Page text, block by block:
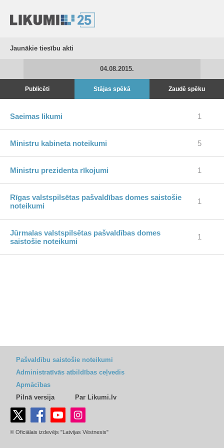
Jaunākie tiesību akti
04.08.2015.
Publicēti Stājas spēkā Zaudē spēku
Saeimas likumi 1
Ministru kabineta noteikumi 5
Ministru prezidenta rīkojumi 1
Rīgas valstspilsētas pašvaldības domes saistošie
noteikumi
1
Jūrmalas valstspilsētas pašvaldības domes
saistošie noteikumi
1
Pašvaldību saistošie noteikumi
Administratīvās atbildības ceļvedis
Apmācības
Pilnā versija
Par Likumi.lv
© Oficiālais izdevējs "Latvijas Vēstnesis"